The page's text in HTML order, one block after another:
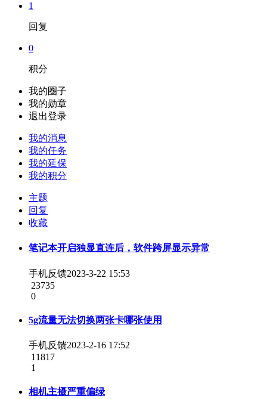
1
回复
0
积分
我的圈子
我的勋章
退出登录
我的消息
我的任务
我的延保
我的积分
主题
回复
收藏
笔记本开启独显直连后，软件跨屏显示异常
手机反馈2023-3-22 15:53
23735
0
5g流量无法切换两张卡哪张使用
手机反馈2023-2-16 17:52
11817
1
相机主摄严重偏绿